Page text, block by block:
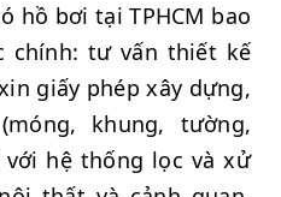
hồ bơi tại TPHCM bao
chính: tư vấn thiết kế
giấy phép xây dựng,
khung, tường,
hệ thống lọc và xử